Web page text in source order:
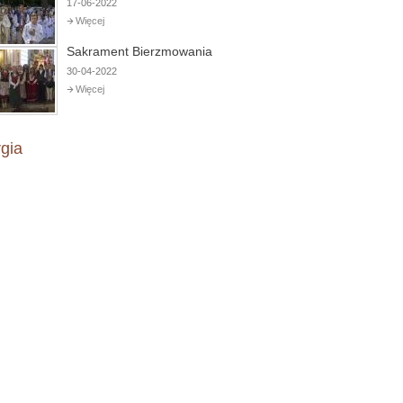
17-06-2022
Więcej
Sakrament Bierzmowania
30-04-2022
Więcej